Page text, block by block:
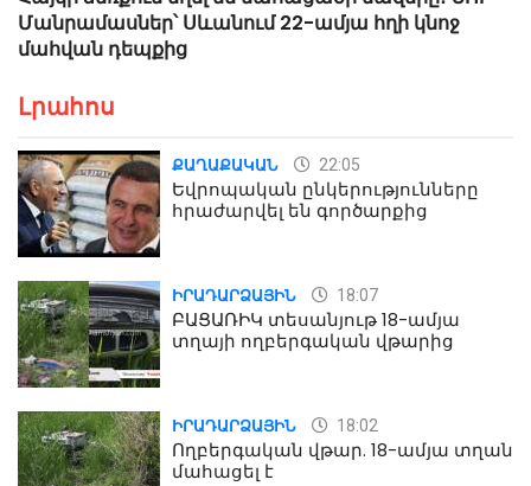
Մանրամասներ՝ Սևանում 22-ամյա հղի կնոջ
մահվան դեպքից
Լրահոս
ՔԱՂԱՔԱԿԱՆ 22:05
Եվրոպական ընկերությունները
հրաժարվել են գործարքից
ԻՐԱԴԱՐՁԱՅԻՆ 18:07
ԲԱՑԱՌԻԿ տեսանյութ 18-ամյա
տղայի ողբերգական վթարից
ԻՐԱԴԱՐՁԱՅԻՆ 18:02
Ողբերգական վթար. 18-ամյա տղան
մահացել է